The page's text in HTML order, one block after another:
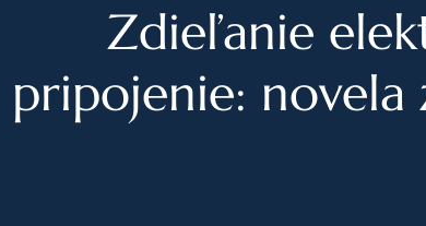
Fúzie a akvizície
Právo obchodných
Právo hospodárskej súťaže
Zdieľanie
pripojenie: novela